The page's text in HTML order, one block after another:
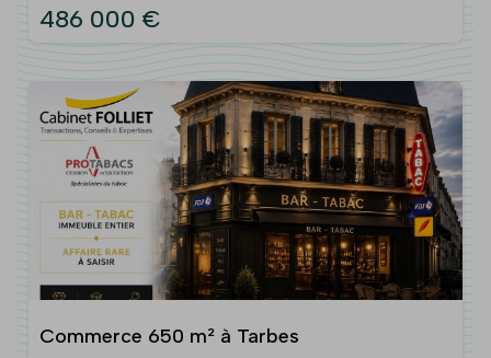
486 000 €
Commerce 650 m² à Tarbes